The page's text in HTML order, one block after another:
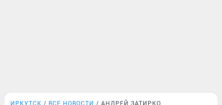
ИРКУТСК ВСЕ НОВОСТИ АНДРЕЙ ЗАТИРКО